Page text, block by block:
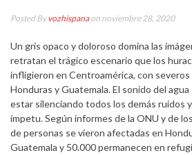
Posted Byvozhispanaon noviembre 28, 2020
Un gris opaco y doloroso domina las
retratan el trágico escenario que los
infligieron en Centroamérica, con severos
Honduras y Guatemala. El sonido del
estar silenciando todos los demás ruidos
ímpetu. Según informes de la ONU y de
de personas se vieron afectadas en
Guatemala y 50.000 permanecen en